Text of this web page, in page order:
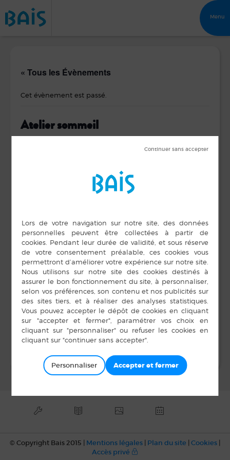
Menu
« Tous les Évènements
Cet évènement est passé.
Atelier sommeil
Heure :
10 h 40 min à 12 h 00
min
LIEU
Salle Unisson
ORGANISATEUR
CLIC DE LA ROCHE
02 23 55 51 44
E-mail
clic.rocheauxfees@ora
nge.fr
Bal Bais 35 Danses et Loisirs Atelier sommeil
© Copyright Bais 2015 | Mentions légales | Plan du site | Cookies |
Accès privé
Personnaliser